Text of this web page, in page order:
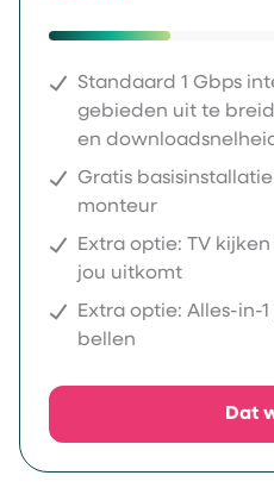
Standaard 1 Gbps
gebieden uit te
en
Gratis
monteur
Extra optie: TV
jou uitkomt
Extra optie: Alles-in-
bellen
Dat